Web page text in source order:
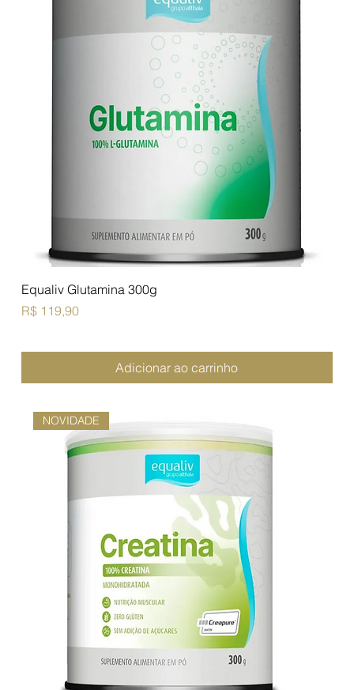
Equaliv Glutamina 300g
Preço
R$ 119,90
Adicionar ao carrinho
NOVIDADE